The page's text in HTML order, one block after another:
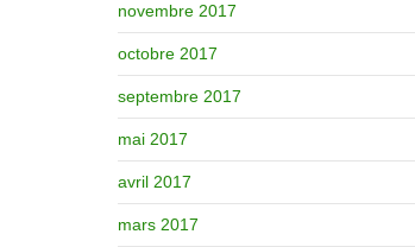
novembre 2017
octobre 2017
septembre 2017
mai 2017
avril 2017
mars 2017